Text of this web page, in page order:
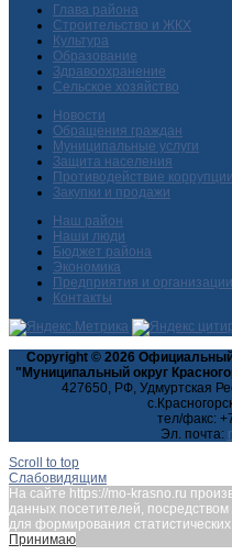
Глава района
Строительство и ЖКХ
Культура
Образование
Здравоохранение
Сельское хозяйство
Новости
Обращения граждан
Муниципальные услуги
Защита населения
Противодействие коррупции
Закупки и продажи
Наш район
Наши люди
Бюджет района
Экономика
Предприятия и организации
Контакты
Copyright © 2026 Официальный
"Муниципальный округ
427650, РФ, Удмуртская
тел/факс:
Эл. почта:
Scroll to top
Слабовидящим
На сайте https://mo-krasno.ru
данных посетителей,
для формирования
Принимаю